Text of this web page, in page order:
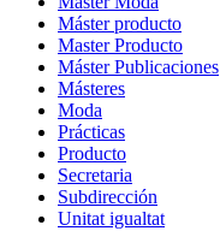
Máster producto
Master Producto
Máster Publicaciones
Másteres
Moda
Prácticas
Producto
Secretaria
Subdirección
Unitat igualtat